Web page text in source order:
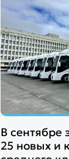
В сентябре
25 новых и